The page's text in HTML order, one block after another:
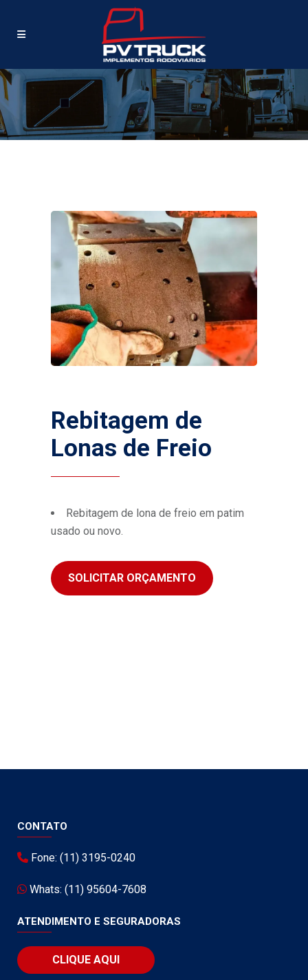
Rebitagem de
Lonas de Freio
Rebitagem de lona de freio em patim
usado ou novo.
SOLICITAR ORÇAMENTO
CONTATO
Fone: (11) 3195-0240
Whats: (11) 95604-7608
ATENDIMENTO E SEGURADORAS
CLIQUE AQUI